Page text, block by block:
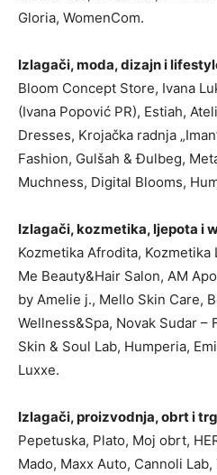
Gloria, WomenCom.
Izlagači, moda, dizajn i
Bloom Concept Store, Ivana
(Ivana Popović PR), Estiah,
Dresses, Krojačka radnja
Fashion, Gulšah & Đulbeg,
Muchness, Digital Blooms,
Izlagači, kozmetika, ljepota i
Kozmetika Afrodita, Kozmetika
Me Beauty&Hair Salon, AM
by Amelie j., Mello Skin Care,
Wellness&Spa, Novak Sudar –
Skin & Soul Lab, Humperia,
Luxxe.
Izlagači, proizvodnja, obrt i
Pepetuska, Plato, Moj obrt,
Mado, Maxx Auto, Cannoli